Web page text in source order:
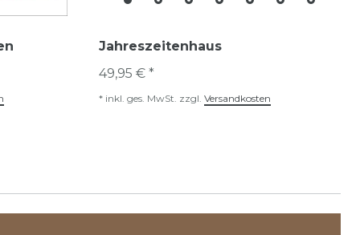
Jahreszeitenhaus
49,95 € *
* inkl. ges. MwSt. zzgl. Versandkosten